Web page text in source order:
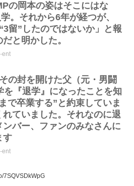
の岡本の姿はそこにはな
。それから6年が経つが、
留”したのではないか」と報
と明かした。
ent
の封を開けた父（元・男闘
『退学』になったことを知
で卒業する”と約束していま
ていました。それなのに退
バー、ファンのみなさんに
す
ent
7SQVSDkWpG